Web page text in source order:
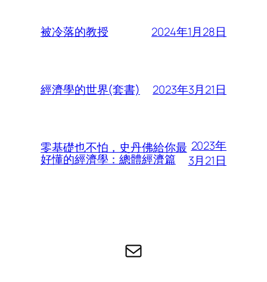
被冷落的教授 2024年1月28日
經濟學的世界(套書) 2023年3月21日
零基礎也不怕，史丹佛給你最
好懂的經濟學：總體經濟篇
2023年
3月21日
电子邮件